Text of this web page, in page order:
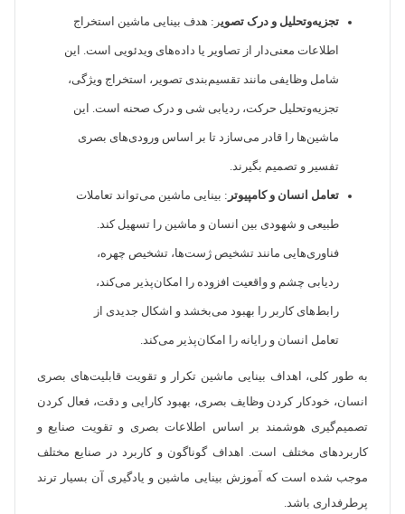
تجزیه‌وتحلیل و درک تصویر: هدف بینایی ماشین استخراج
اطلاعات معنی‌دار از تصاویر یا داده‌های ویدئویی است. این
شامل وظایفی مانند تقسیم‌بندی تصویر، استخراج ویژگی،
تجزیه‌وتحلیل حرکت، ردیابی شی و درک صحنه است. این
ماشین‌ها را قادر می‌سازد تا بر اساس ورودی‌های بصری
تفسیر و تصمیم بگیرند.
تعامل انسان و کامپیوتر : بینایی ماشین می‌تواند تعاملات
طبیعی و شهودی بین انسان و ماشین را تسهیل کند.
فناوری‌هایی مانند تشخیص ژست‌ها، تشخیص چهره،
ردیابی چشم و واقعیت افزوده را امکان‌پذیر می‌کند،
رابط‌های کاربر را بهبود می‌بخشد و اشکال جدیدی از
تعامل انسان و رایانه را امکان‌پذیر می‌کند.
به طور کلی، اهداف بینایی ماشین تکرار و تقویت قابلیت‌های بصری
انسان، خودکار کردن وظایف بصری، بهبود کارایی و دقت، فعال کردن
تصمیم‌گیری هوشمند بر اساس اطلاعات بصری و تقویت صنایع و
کاربردهای مختلف است. اهداف گوناگون و کاربرد در صنایع مختلف
موجب شده است که آموزش بینایی ماشین و یادگیری آن بسیار ترند
پرطرفداری باشد.